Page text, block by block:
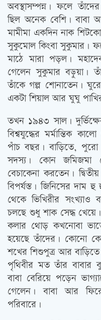
অবস্থাসম্পন্ন। ফলে
ছিল অনেক বেশি। বাবা
মামীমা একদিন নাক
সুকুমোল কিংবা সুকুমার।
মাঠে মারা পড়ল।
গেলেন সুকুমার বড়ুয়া।
তাঁকে গল্প শোনাতেন।
একটা শিয়াল আর ঘুঘু
তখন ১৯৪৩ সাল।
বিশ্বযুদ্ধের মর্মান্তিক
পাঁচ বছর। বাড়িতে,
সদস্য। কোন জমিজমা
বেচাকেনা করতেন।
বিপর্যস্ত। জিনিসের দাম
থেকে ভিখিরীর সংখ্যাও
চলছে শুধু শাক সেদ্ধ
কলার থোড় কখনোবা
হয়েছে তাঁদের। কোনো
শখের শিশুপুত্র আর বাড়িতে
পৃথিবীর মত তাঁর বাবার
বাবা বেরিয়ে পড়েন
গেলেন। বাবা আর
পরিবারে।